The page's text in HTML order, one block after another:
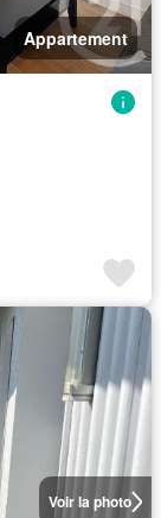
Appartement
Voir la photo